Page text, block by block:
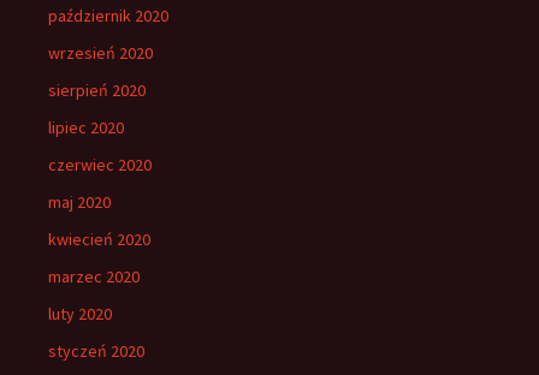
październik 2020
wrzesień 2020
sierpień 2020
lipiec 2020
czerwiec 2020
maj 2020
kwiecień 2020
marzec 2020
luty 2020
styczeń 2020